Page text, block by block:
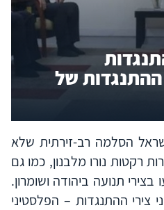
ההתנגדות של
הסלמה רב-זירתית שלא
רקטות נורו מלבנון, כמו גם
בצירי תנועה ביהודה ושומרון.
צירי ההתנגדות – הפלסטיני